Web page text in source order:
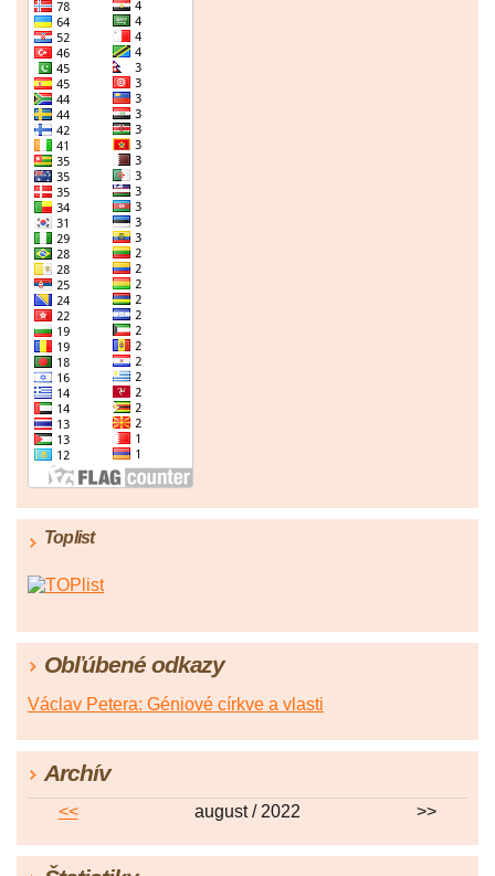
Toplist
Obľúbené odkazy
Václav Petera: Géniové církve a vlasti
Archív
<< august / 2022 >>